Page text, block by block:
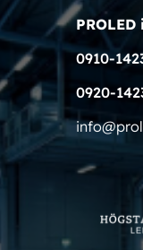
0910-
0920-